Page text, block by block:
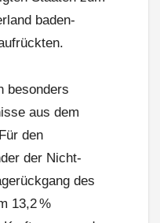
baden-
besonders
aus dem
den
der Nicht-
des
13,2 %